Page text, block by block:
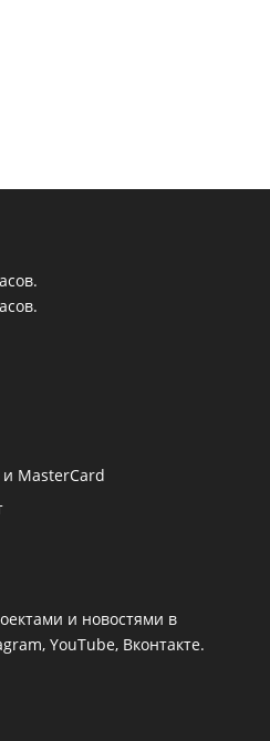
MasterCard
и новостями в
YouTube, Вконтакте.